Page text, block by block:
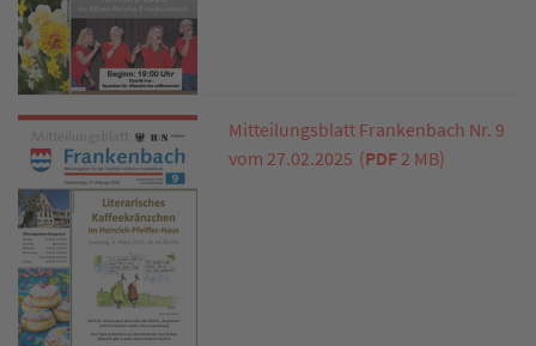
Mitteilungsblatt Frankenbach Nr. 9
vom 27.02.2025 (PDF 2 MB)